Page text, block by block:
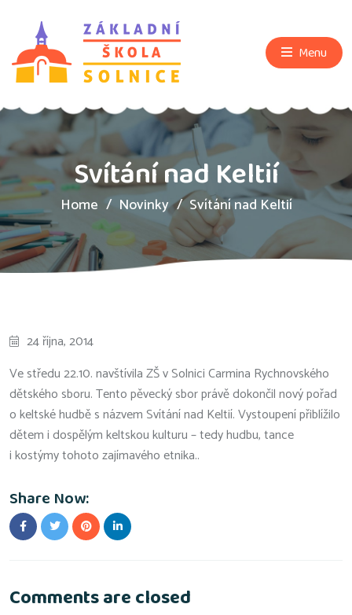
Menu
Svítání nad Keltií
Home Novinky Svítání nad Keltií
24 října, 2014
Ve středu 22.10. navštívila ZŠ v Solnici Carmina Rychnovského
dětského sboru. Tento pěvecký sbor právě dokončil nový pořad
o keltské hudbě s názvem Svítání nad Keltií. Vystoupení přiblížilo
dětem i dospělým keltskou kulturu – tedy hudbu, tance
i kostýmy tohoto zajímavého etnika..
Share Now:
Comments are closed